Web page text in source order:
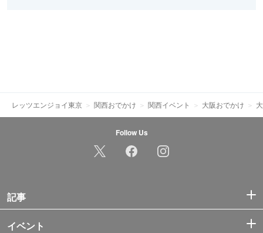
レッツエンジョイ東京 関西おでかけ 関西イベント 大阪おでかけ
Follow Us
記事
イベント